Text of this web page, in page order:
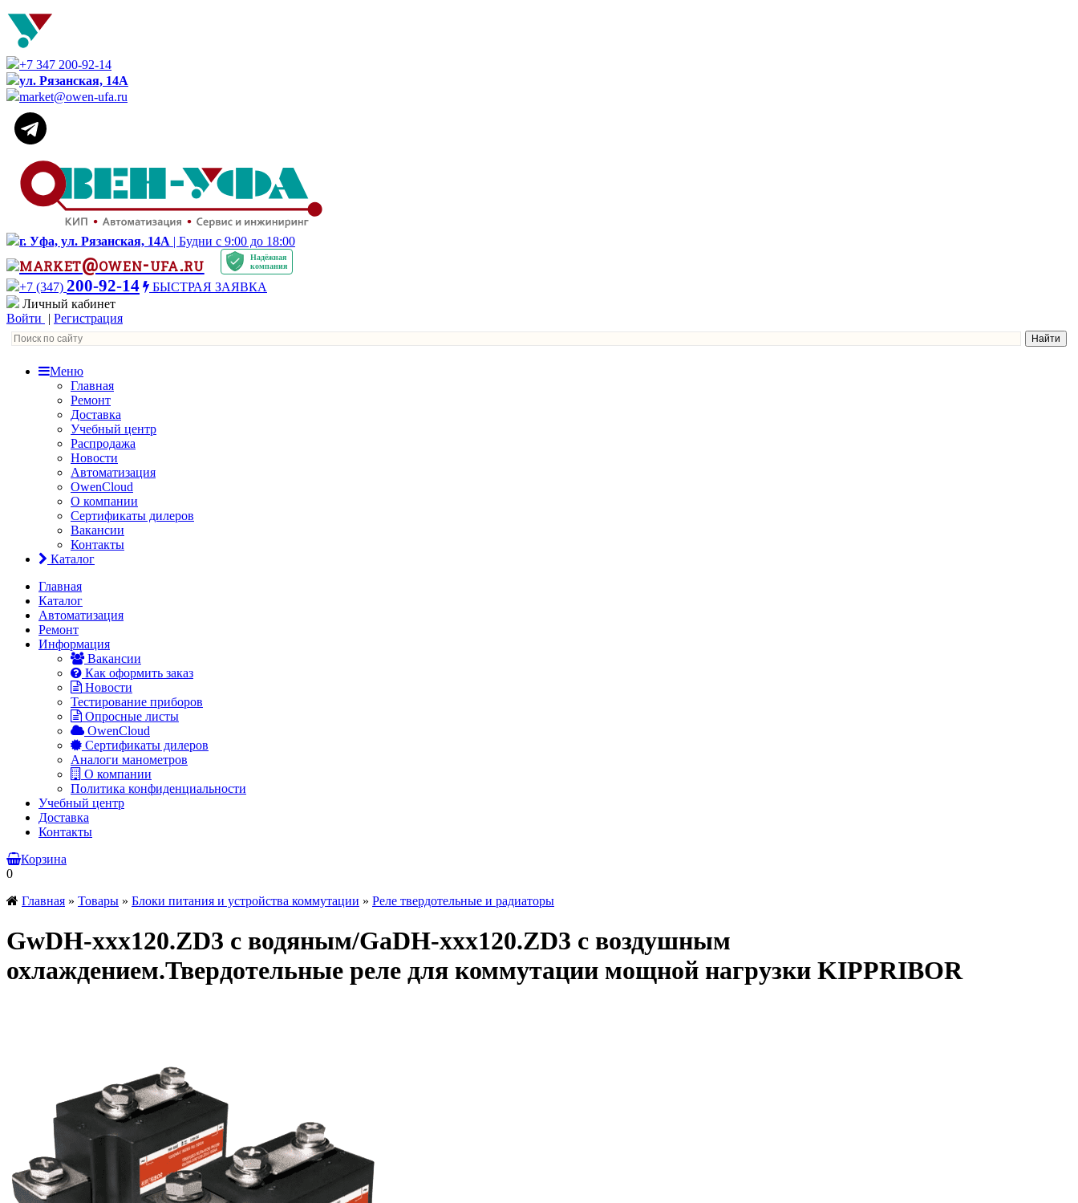
+7 347 200-92-14
ул. Рязанская, 14А
market@owen-ufa.ru
г. Уфа, ул. Рязанская, 14А | Будни с 9:00 до 18:00
market@owen-ufa.ru
Надёжная
компания
+7 (347) 200-92-14
БЫСТРАЯ ЗАЯВКА
Личный кабинет
Войти | Регистрация
Меню
Главная
Ремонт
Доставка
Учебный центр
Распродажа
Новости
Автоматизация
OwenCloud
О компании
Сертификаты дилеров
Вакансии
Контакты
Каталог
Главная
Каталог
Автоматизация
Ремонт
Информация
Вакансии
Как оформить заказ
Новости
Тестирование приборов
Опросные листы
OwenCloud
Сертификаты дилеров
Аналоги манометров
О компании
Политика конфиденциальности
Учебный центр
Доставка
Контакты
Корзина
0
Главная » Товары » Блоки питания и устройства коммутации » Реле твердотельные и радиаторы
GwDH-xxx120.ZD3 с водяным/GaDH-xxx120.ZD3 с воздушным
охлаждением.Твердотельные реле для коммутации мощной нагрузки KIPPRIBOR